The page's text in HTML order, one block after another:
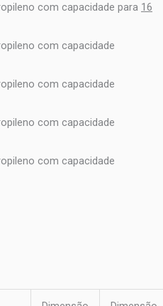
com capacidade para 16
com capacidade
com capacidade
com capacidade
com capacidade